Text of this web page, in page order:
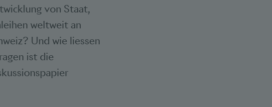
von Staat,
weltweit an
Und wie liessen
ist die